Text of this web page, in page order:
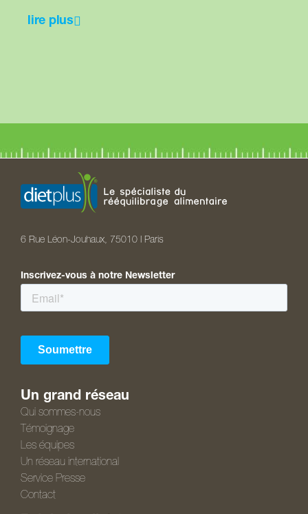
lire plus
6 Rue Léon-Jouhaux, 75010 I Paris
Inscrivez-vous à notre Newsletter
Un grand réseau
Qui sommes-nous
Témoignage
Les équipes
Un réseau international
Service Presse
Contact